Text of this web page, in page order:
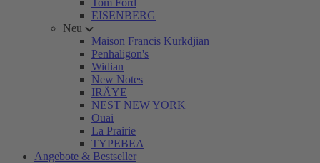
Tom Ford
EISENBERG
Neu
Maison Francis Kurkdjian
Penhaligon's
Widian
New Notes
IRÄYE
NEST NEW YORK
Ouai
La Prairie
TYPEBEA
Angebote & Bestseller